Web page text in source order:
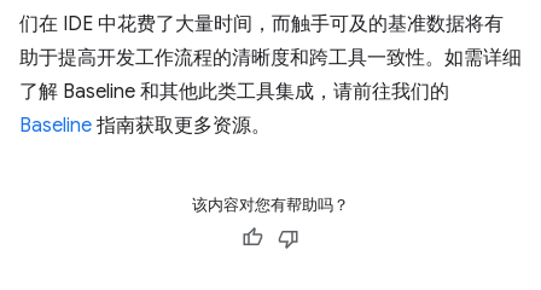
们在 IDE 中花费了大量时间，而触手可及的基准数据将有
助于提高开发工作流程的清晰度和跨工具一致性。如需详细
了解 Baseline 和其他此类工具集成，请前往我们的
Baseline 指南获取更多资源。
该内容对您有帮助吗？